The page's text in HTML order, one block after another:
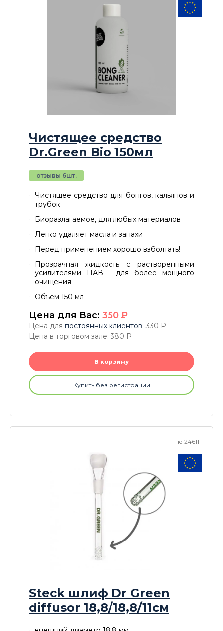
Чистящее средство
Dr.Green Bio 150мл
отзывы 6шт.
Чистящее средство для бонгов, кальянов и
трубок
Биоразлагаемое, для любых материалов
Легко удаляет масла и запахи
Перед применением хорошо взболтать!
Прозрачная жидкость с растворенными
усилителями ПАВ - для более мощного
очищения
Объем 150 мл
Цена для Вас: 350 P
Цена для постоянных клиентов: 330 P
Цена в торговом зале: 380 P
В корзину
Купить без регистрации
id 24611
Steck шлиф Dr Green
diffusor 18,8/18,8/11см